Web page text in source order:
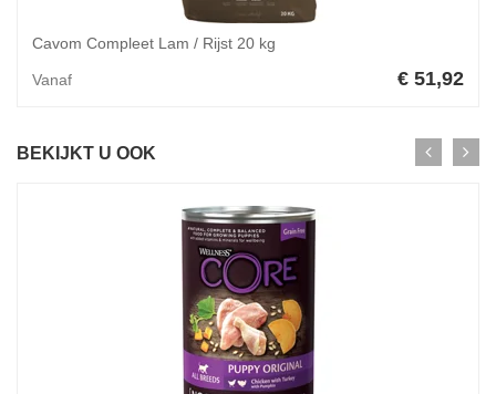
Cavom Compleet Lam / Rijst 20 kg
Vanaf € 51,92
BEKIJKT U OOK